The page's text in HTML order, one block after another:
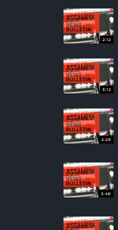
2:12
3:12
2:29
2:46